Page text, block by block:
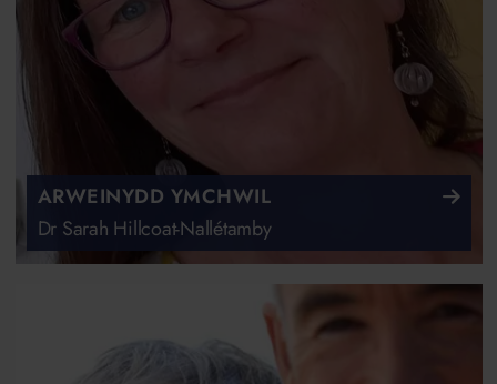
ARWEINYDD YMCHWIL
Dr Sarah Hillcoat-Nallétamby